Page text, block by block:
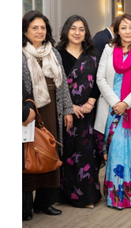
माननीय मन्त्री
महासंघ